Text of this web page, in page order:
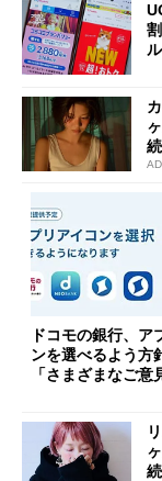
ドコモの銀行、ア
ンを選べるよう方
「さまざまなご意